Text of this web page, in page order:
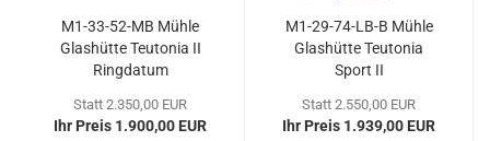
M1-​33-​52-MB Mühle
Glas­hüt­te Teu­to­nia II
Ring­da­tum
Statt 2.350,00 EUR
Ihr Preis 1.900,00 EUR
M1-​29-​74-LB-B Mühle
Glas­hüt­te Teu­to­nia
Sport II
Statt 2.550,00 EUR
Ihr Preis 1.939,00 EUR